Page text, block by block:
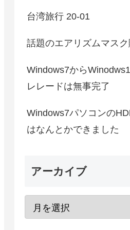
台湾旅行 20-01
話題のエアリズムマス
Windows7から
レレードは無事完了
Windows7パソコンの
はなんとかできました
アーカイブ